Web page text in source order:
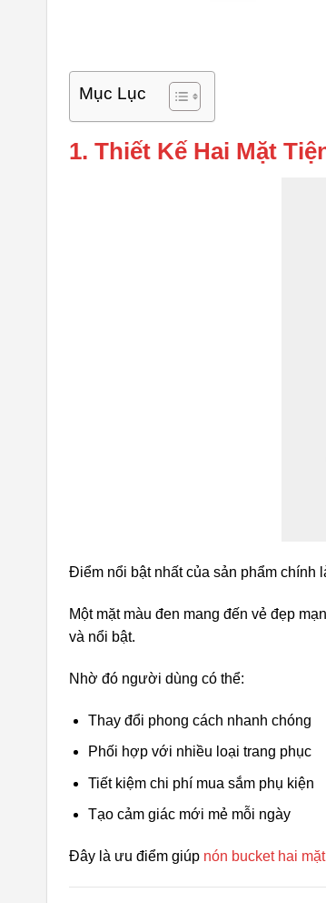
Mục Lục
1. Thiết Kế Hai Mặt
Điểm nổi bật nhất của sản phẩm chính
Một mặt màu đen mang đến vẻ đẹp
và nổi bật.
Nhờ đó người dùng có thể:
Thay đổi phong cách nhanh chóng
Phối hợp với nhiều loại trang phục
Tiết kiệm chi phí mua sắm phụ kiện
Tạo cảm giác mới mẻ mỗi ngày
Đây là ưu điểm giúp nón bucket hai mặt